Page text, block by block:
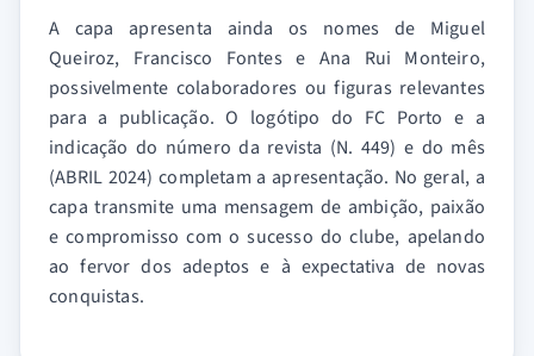
A capa apresenta ainda os nomes de Miguel
Queiroz, Francisco Fontes e Ana Rui Monteiro,
possivelmente colaboradores ou figuras relevantes
para a publicação. O logótipo do FC Porto e a
indicação do número da revista (N. 449) e do mês
(ABRIL 2024) completam a apresentação. No geral, a
capa transmite uma mensagem de ambição, paixão
e compromisso com o sucesso do clube, apelando
ao fervor dos adeptos e à expectativa de novas
conquistas.